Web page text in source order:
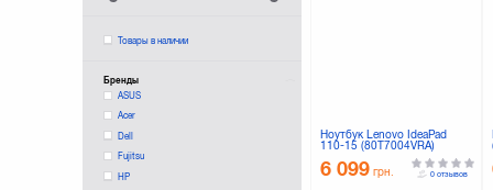
Товары в наличии
Бренды
ASUS
Acer
Dell
Fujitsu
HP
Ноутбук Lenovo IdeaPad
110-15 (80T7004VRA)
6 099 грн. 0 отзывов